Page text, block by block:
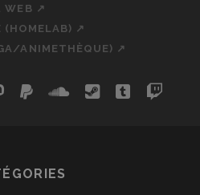
WEB ↗
(HOMELAB) ↗
ANIMETHÈQUE) ↗
mastodon
paypalsoundcloud
steamtumblr